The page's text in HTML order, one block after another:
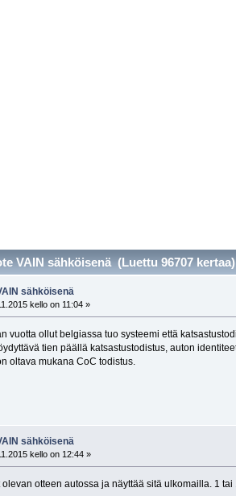
VAIN sähköisenä (Luettu 96707 kertaa)
sähköisenä
kello on 11:04 »
vuotta ollut belgiassa tuo systeemi että
tien päällä katsastustodistus, auton
oltava mukana CoC todistus.
sähköisenä
kello on 12:44 »
otteen autossa ja näyttää sitä ulkomailla. 1 tai